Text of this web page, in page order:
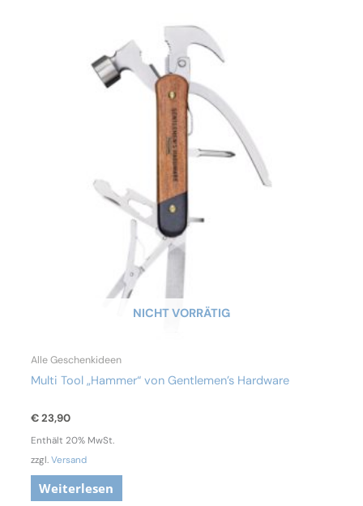
NICHT VORRÄTIG
Alle Geschenkideen
Multi Tool „Hammer“ von Gentlemen’s Hardware
€23,90
Enthält 20% MwSt.
zzgl.Versand
Weiterlesen